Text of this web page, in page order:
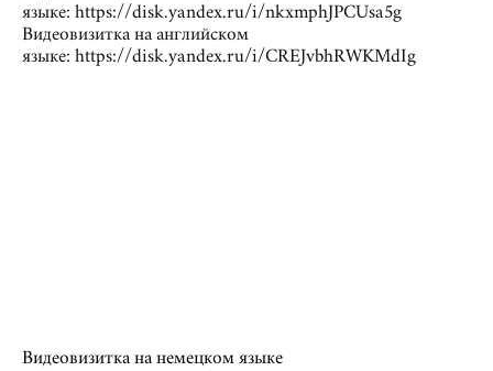
языке: https://disk.yandex.ru/i/nkxmphJPCUsa5g
Видеовизитка на английском
языке: https://disk.yandex.ru/i/CREJvbhRWKMdIg
Видеовизитка на немецком языке